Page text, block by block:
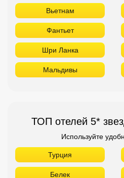
Вьетнам
Фантьет
Шри Ланка
Мальдивы
ТОП отелей 5*
Используйте
Турция
Белек